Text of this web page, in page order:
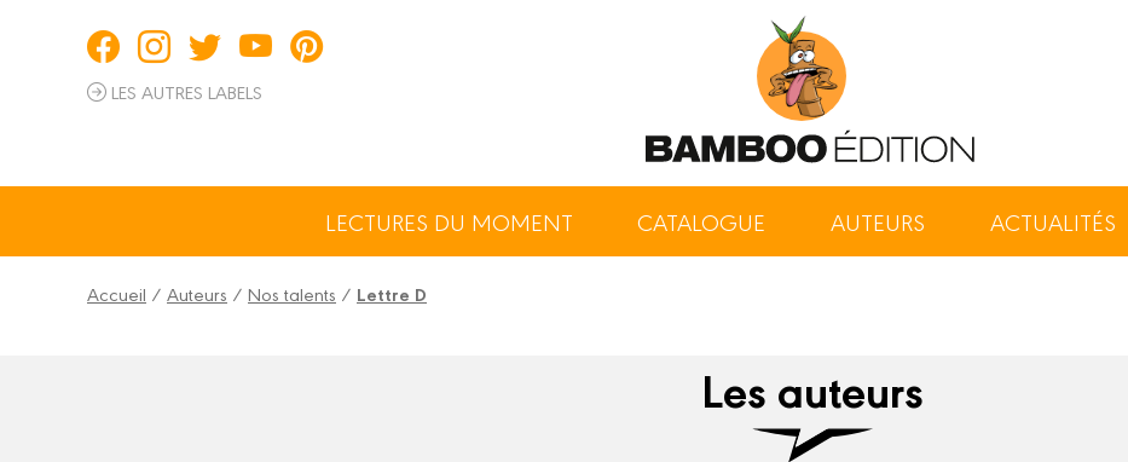
LES AUTRES LABELS
LECTURES DU MOMENT CATALOGUE AUTEURS ACTUALITÉS
Accueil / Auteurs / Nos talents / Lettre D
Les auteurs